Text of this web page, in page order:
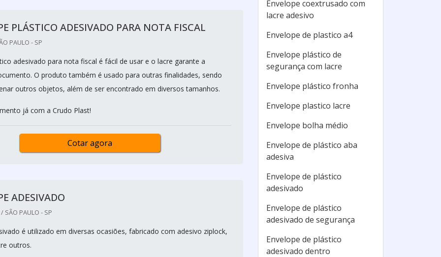
PLÁSTICO ADESIVADO PARA NOTA FISCAL
PAULO - SP
adesivado para nota fiscal é fácil de usar e o lacre garante a
O produto também é usado para outras finalidades, sendo
outros objetos, além de ser encontrado em diversos tamanhos.
já com a Crudo Plast!
Cotar agora
ADESIVADO
SÃO PAULO - SP
é utilizado em diversas ocasiões, fabricado com adesivo ziplock,
outros.
Envelope coextrusado com
lacre adesivo
Envelope de plastico a4
Envelope plástico de
segurança com lacre
Envelope plástico fronha
Envelope plastico lacre
Envelope bolha médio
Envelope de plástico aba
adesiva
Envelope de plástico
adesivado
Envelope de plástico
adesivado de segurança
Envelope de plástico
adesivado dentro